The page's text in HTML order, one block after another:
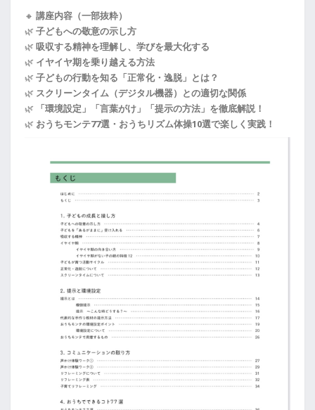
🔸 講座内容（一部抜粋）
🌿 子どもへの敬意の示し方
🌿 吸収する精神を理解し、学びを最大化する
🌿 イヤイヤ期を乗り越える方法
🌿 子どもの行動を知る「正常化・逸脱」とは？
🌿 スクリーンタイム（デジタル機器）との適切な関係
🌿
「環境設定」「言葉がけ」「提示の方法」を徹底解説！
🌿 おうちモンテ77選・おうちリズム体操10選で楽しく実践！